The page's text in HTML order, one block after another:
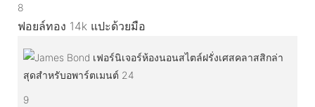
8
ฟอยล์ทอง 14k แปะด้วยมือ
9